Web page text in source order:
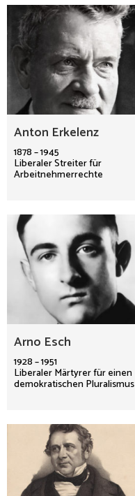
Anton Erkelenz
1878 – 1945
Liberaler Streiter für
Arbeitnehmerrechte
Arno Esch
1928 – 1951
Liberaler Märtyrer für einen
demokratischen Pluralismus